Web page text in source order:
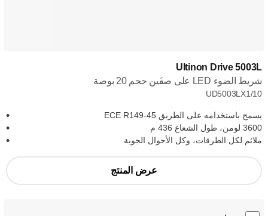
Ultinon Drive 5003L
شريط الضوء LED على صفَين حجم 20 بوصة
UD5003LX1/10
يسمح باستخدامه على الطريق ECE R149-45
3600 لومن، طول الشعاع 436 م
ملائم لكل الطرقات، وكل الأحوال الجوية
عرض المنتج